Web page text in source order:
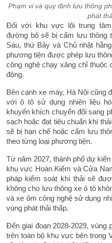
Phạm vi và quy định lưu thông
phát
Đối với khu vực lõi trung
đường bộ sẽ bị cấm lưu thông
Sáu, thứ Bảy và Chủ nhật
phương tiện được phép lưu
công nghệ chạy xăng chỉ thuộc
động.
Bên cạnh xe máy, Hà Nội cũng
với ô tô sử dụng nhiên liệu
khuyến khích chuyển đổi sang
sạch hoặc đạt tiêu chuẩn khí
sẽ bị hạn chế hoặc cấm lưu
theo từng loại phương tiện.
Từ năm 2027, thành phố dự
khu vực Hoàn Kiếm và Cửa
pháp kiểm soát khí thải sẽ
không cho lưu thông xe ô tô
và xe ôm công nghệ sử dụng
vùng phát thải thấp.
Đến giai đoạn 2028-2029,
trên toàn bộ khu vực bên trong